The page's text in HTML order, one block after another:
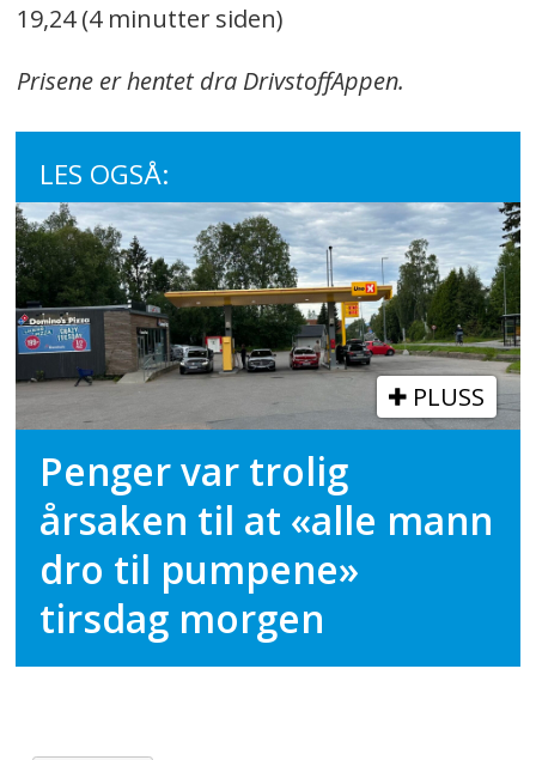
19,24 (4 minutter siden)
Prisene er hentet dra DrivstoffAppen.
LES OGSÅ:
PLUSS
Penger var trolig
årsaken til at «alle mann
dro til pumpene»
tirsdag morgen